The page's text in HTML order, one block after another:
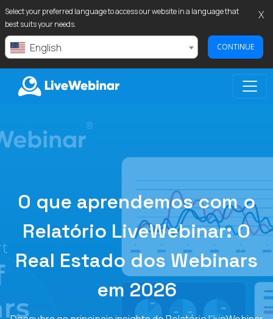
Select your preferred language to access our website in a language that
best suits your needs.
English CONTINUE
X
LIVEWEBINAR.COM
O que aprendemos com o
Relatório LiveWebinar: O
Real Estado dos Webinars
em 2026